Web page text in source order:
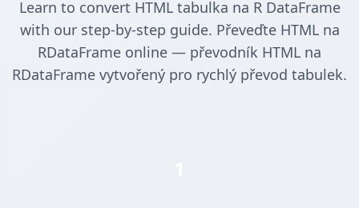
Learn to convert HTML tabulka na R DataFrame
with our step-by-step guide. Převeďte HTML na
RDataFrame online — převodník HTML na
RDataFrame vytvořený pro rychlý převod tabulek.